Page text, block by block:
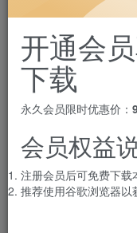
开通会
下载
永久会员限时优惠价：
会员权益
注册会员后可免费下载
推荐使用谷歌浏览器以